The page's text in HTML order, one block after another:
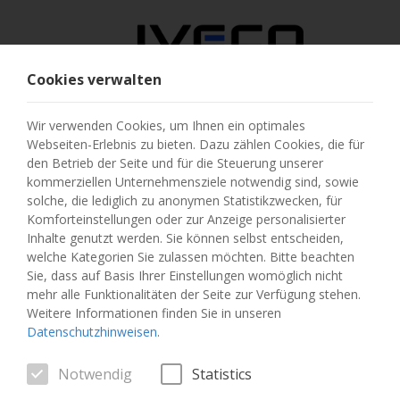
ÖSTERREICH
LAND AUSWÄHLEN
SPRACHE ÄNDERN
Toggle
navigation
MENU
FAHRZEUG
Cookies verwalten
Wir verwenden Cookies, um Ihnen ein optimales
Webseiten-Erlebnis zu bieten. Dazu zählen Cookies, die für
den Betrieb der Seite und für die Steuerung unserer
kommerziellen Unternehmensziele notwendig sind, sowie
solche, die lediglich zu anonymen Statistikzwecken, für
Komforteinstellungen oder zur Anzeige personalisierter
Inhalte genutzt werden. Sie können selbst entscheiden,
welche Kategorien Sie zulassen möchten. Bitte beachten
Sie, dass auf Basis Ihrer Einstellungen womöglich nicht
mehr alle Funktionalitäten der Seite zur Verfügung stehen.
Weitere Informationen finden Sie in unseren
Datenschutzhinweisen.
Notwendig Statistics